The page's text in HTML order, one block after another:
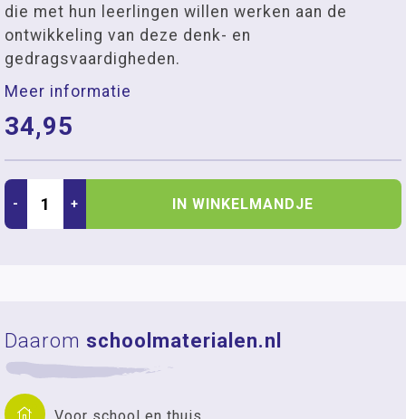
die met hun leerlingen willen werken aan de
ontwikkeling van deze denk- en
gedragsvaardigheden.
Meer informatie
34,95
- + IN WINKELMANDJE
Daarom schoolmaterialen.nl
Voor school en thuis